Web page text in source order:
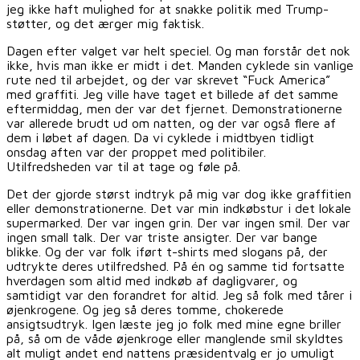
jeg ikke haft mulighed for at snakke politik med Trump-
støtter, og det ærger mig faktisk.
Dagen efter valget var helt speciel. Og man forstår det nok
ikke, hvis man ikke er midt i det. Manden cyklede sin vanlige
rute ned til arbejdet, og der var skrevet “Fuck America”
med graffiti. Jeg ville have taget et billede af det samme
eftermiddag, men der var det fjernet. Demonstrationerne
var allerede brudt ud om natten, og der var også flere af
dem i løbet af dagen. Da vi cyklede i midtbyen tidligt
onsdag aften var der proppet med politibiler.
Utilfredsheden var til at tage og føle på.
Det der gjorde størst indtryk på mig var dog ikke graffitien
eller demonstrationerne. Det var min indkøbstur i det lokale
supermarked. Der var ingen grin. Der var ingen smil. Der var
ingen small talk. Der var triste ansigter. Der var bange
blikke. Og der var folk iført t-shirts med slogans på, der
udtrykte deres utilfredshed. På én og samme tid fortsatte
hverdagen som altid med indkøb af dagligvarer, og
samtidigt var den forandret for altid. Jeg så folk med tårer i
øjenkrogene. Og jeg så deres tomme, chokerede
ansigtsudtryk. Igen læste jeg jo folk med mine egne briller
på, så om de våde øjenkroge eller manglende smil skyldtes
alt muligt andet end nattens præsidentvalg er jo umuligt